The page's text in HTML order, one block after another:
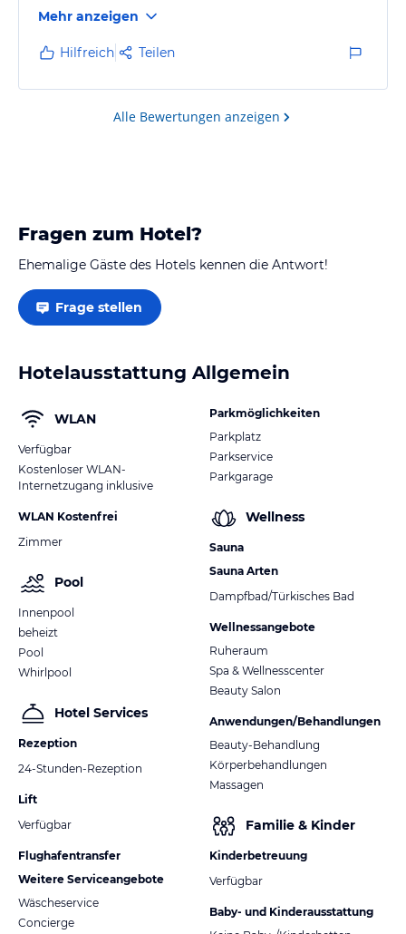
geht direkt aus dem Terminal über die Autobahn ins
Hotel. Dadurch erspart man es sich mit einem Shuttle
gefahren werden zu müssen, wie bei anderen Hotels
in der Umgebung.
Die Zimmer sind gut schallisolliert, selbst zum
Mehr anzeigen
Hilfreich Teilen
Alle Bewertungen anzeigen
Fragen zum Hotel?
Ehemalige Gäste des Hotels kennen die Antwort!
Frage stellen
Hotelausstattung Allgemein
WLAN
Verfügbar
Kostenloser WLAN-
Internetzugang inklusive
WLAN Kostenfrei
Zimmer
Pool
Innenpool
beheizt
Pool
Whirlpool
Hotel Services
Rezeption
24-Stunden-Rezeption
Lift
Verfügbar
Flughafentransfer
Weitere Serviceangebote
Wäscheservice
Concierge
Parkmöglichkeiten
Parkplatz
Parkservice
Parkgarage
Wellness
Sauna
Sauna Arten
Dampfbad/Türkisches Bad
Wellnessangebote
Ruheraum
Spa & Wellnesscenter
Beauty Salon
Anwendungen/Behandlungen
Beauty-Behandlung
Körperbehandlungen
Massagen
Familie & Kinder
Kinderbetreuung
Verfügbar
Baby- und Kinderausstattung